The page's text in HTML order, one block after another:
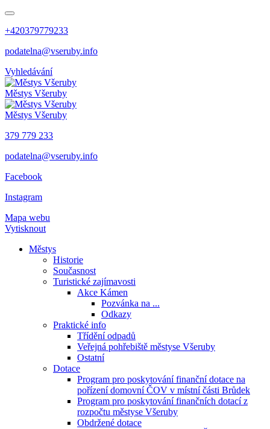
+420379779233
podatelna@vseruby.info
Vyhledávání
Městys Všeruby
Městys Všeruby
379 779 233
podatelna@vseruby.info
Facebook
Instagram
Mapa webu
Vytisknout
Městys
Historie
Současnost
Turistické zajímavosti
Akce Kámen
Pozvánka na ...
Odkazy
Praktické info
Třídění odpadů
Veřejná pohřebiště městyse Všeruby
Ostatní
Dotace
Program pro poskytování finanční dotace na
pořízení domovní ČOV v místní části Brůdek
Program pro poskytování finančních dotací z
rozpočtu městyse Všeruby
Obdržené dotace